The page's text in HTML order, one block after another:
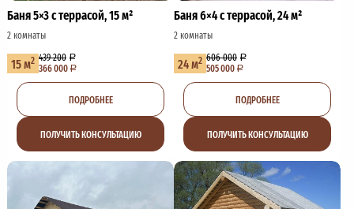
Баня 5×3 с террасой, 15 м²
2 комнаты
15 м2 439 200
366 000
ПОДРОБНЕЕ
ПОЛУЧИТЬ КОНСУЛЬТАЦИЮ
Баня 6×4 с террасой, 24 м²
2 комнаты
24 м2 606 000
505 000
ПОДРОБНЕЕ
ПОЛУЧИТЬ КОНСУЛЬТАЦИЮ